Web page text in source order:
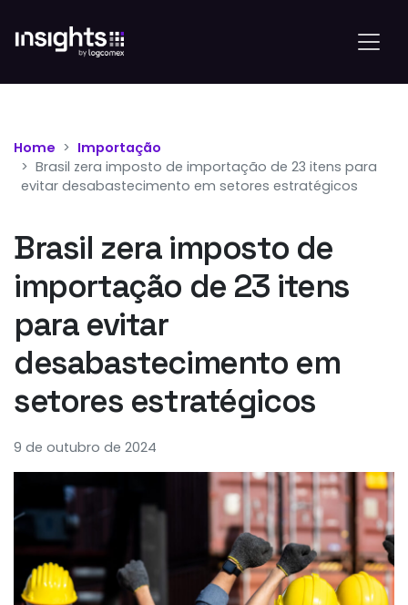
Home
Importação
Brasil zera imposto de importação de 23 itens para
evitar desabastecimento em setores estratégicos
Brasil zera imposto de
importação de 23 itens
para evitar
desabastecimento em
setores estratégicos
9 de outubro de 2024